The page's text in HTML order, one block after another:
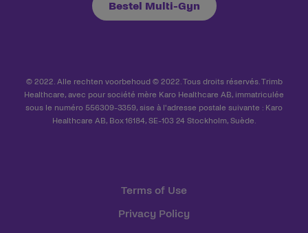
Bestel Multi-Gyn
© 2022. Alle rechten voorbehoud © 2022. Tous droits réservés. Trimb
Healthcare, avec pour société mère Karo Healthcare AB, immatriculée
sous le numéro 556309-3359, sise à l'adresse postale suivante : Karo
Healthcare AB, Box 16184, SE-103 24 Stockholm, Suède.
Terms of Use
Privacy Policy